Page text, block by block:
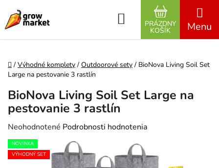
Hľadať
NÁKUPNÝ
PRÁZDNY
KOŠÍK
Domov
/ Výhodné komplety / Outdoorové sety / BioNova Living Soil Set
Large na pestovanie 3 rastlín
BioNova Living Soil Set Large na
pestovanie 3 rastlín
Priemerné hodnotenie produktu je 0,0 z 5 hviezdičiek.
Neohodnotené Podrobnosti hodnotenia
NOVINKA
VÝHODNÝ SET